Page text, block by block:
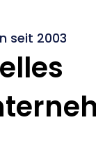
seit 2003